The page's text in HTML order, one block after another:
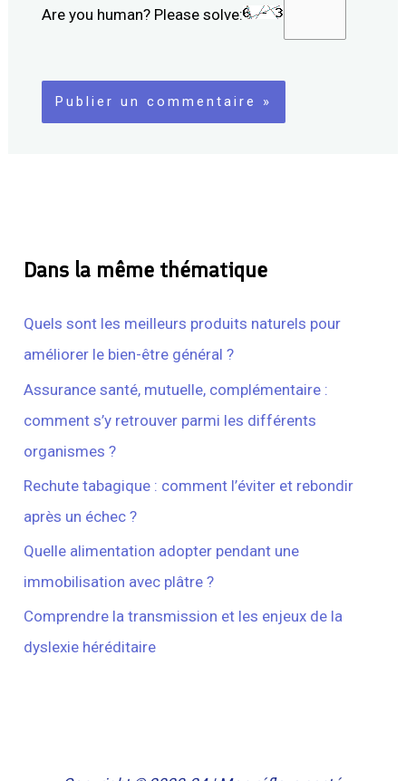
Are you human? Please solve:
Dans la même thématique
Quels sont les meilleurs produits naturels pour
améliorer le bien-être général ?
Assurance santé, mutuelle, complémentaire :
comment s’y retrouver parmi les différents
organismes ?
Rechute tabagique : comment l’éviter et rebondir
après un échec ?
Quelle alimentation adopter pendant une
immobilisation avec plâtre ?
Comprendre la transmission et les enjeux de la
dyslexie héréditaire